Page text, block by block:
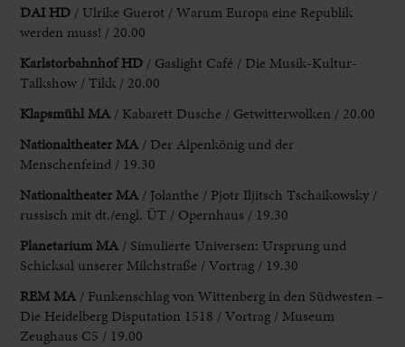
DAI HD / Ulrike Guerot / Warum Europa eine Republik
werden muss! / 20.00
Karlstorbahnhof HD / Gaslight Café / Die Musik-Kultur-
Talkshow / Tikk / 20.00
Klapsmühl MA / Kabarett Dusche / Getwitterwolken / 20.00
Nationaltheater MA / Der Alpenkönig und der
Menschenfeind / 19.30
Nationaltheater MA / Jolanthe / Pjotr Iljitsch Tschaikowsky /
russisch mit dt./engl. ÜT / Opernhaus / 19.30
Planetarium MA / Simulierte Universen: Ursprung und
Schicksal unserer Milchstraße / Vortrag / 19.30
REM MA / Funkenschlag von Wittenberg in den Südwesten –
Die Heidelberg Disputation 1518 / Vortrag / Museum
Zeughaus C5 / 19.00